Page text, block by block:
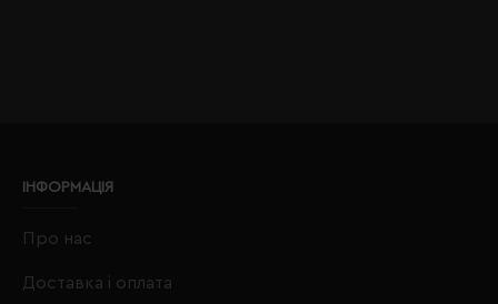
ІНФОРМАЦІЯ
Про нас
Доставка і оплата